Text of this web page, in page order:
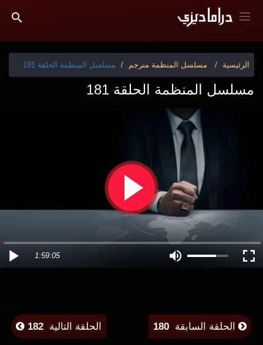
الرئيسية مسلسل المنظمة مترجم مسلسل المنظمة الحلقة 181
مسلسل المنظمة الحلقة 181
1:59:05
الحلقة السابقة 180 الحلقة التالية 182